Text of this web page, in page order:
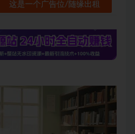
这是一个广告位/随缘出租